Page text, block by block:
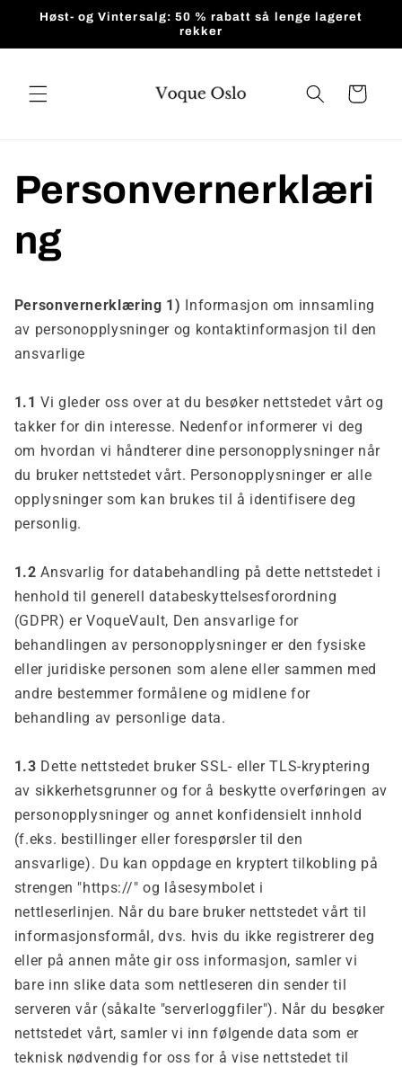
Høst- og Vintersalg: 50 % rabatt så lenge lageret
rekker
Handlekurv
Personvernerklæri
ng
Personvernerklæring 1) Informasjon om innsamling
av personopplysninger og kontaktinformasjon til den
ansvarlige
1.1 Vi gleder oss over at du besøker nettstedet vårt og
takker for din interesse. Nedenfor informerer vi deg
om hvordan vi håndterer dine personopplysninger når
du bruker nettstedet vårt. Personopplysninger er alle
opplysninger som kan brukes til å identifisere deg
personlig.
1.2 Ansvarlig for databehandling på dette nettstedet i
henhold til generell databeskyttelsesforordning
(GDPR) er VoqueVault, Den ansvarlige for
behandlingen av personopplysninger er den fysiske
eller juridiske personen som alene eller sammen med
andre bestemmer formålene og midlene for
behandling av personlige data.
1.3 Dette nettstedet bruker SSL- eller TLS-kryptering
av sikkerhetsgrunner og for å beskytte overføringen av
personopplysninger og annet konfidensielt innhold
(f.eks. bestillinger eller forespørsler til den
ansvarlige). Du kan oppdage en kryptert tilkobling på
strengen "https://" og låsesymbolet i
nettleserlinjen. Når du bare bruker nettstedet vårt til
informasjonsformål, dvs. hvis du ikke registrerer deg
eller på annen måte gir oss informasjon, samler vi
bare inn slike data som nettleseren din sender til
serveren vår (såkalte "serverloggfiler"). Når du besøker
nettstedet vårt, samler vi inn følgende data som er
teknisk nødvendig for oss for å vise nettstedet til